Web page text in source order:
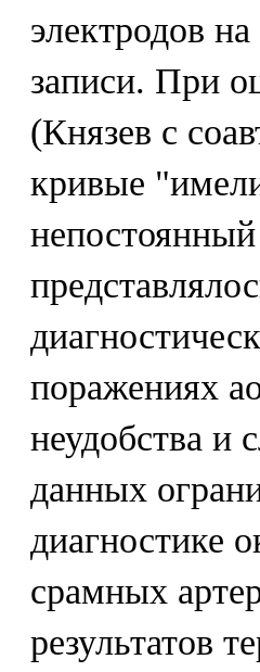
электродов
записи. При
(Князев с
кривые
поражениях
неудобства и
данных
диагностике
срамных
результатов